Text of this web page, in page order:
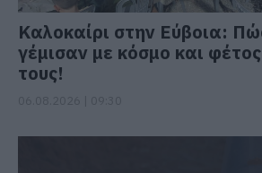
Καλοκαίρι στην Εύβοια:
γέμισαν με κόσμο και
τους!